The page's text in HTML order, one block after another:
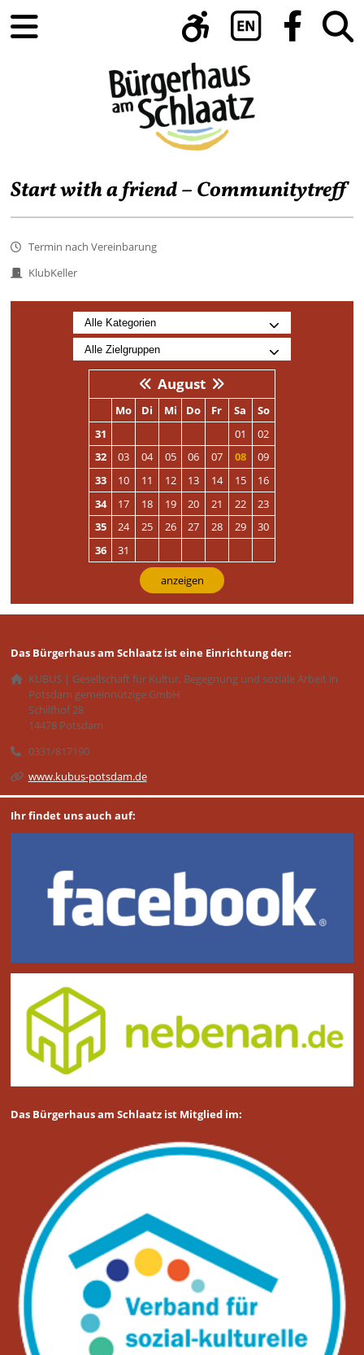
Start with a friend – Communitytreff
Termin nach Vereinbarung
KlubKeller
August
Mo Di Mi Do Fr Sa
So
31
01
02
32
03 04 05 06 07 08
09
33
10 11 12 13 14 15
16
34
17 18 19 20 21 22
23
35
24 25 26 27 28 29
30
36
31
anzeigen
Das Bürgerhaus am Schlaatz ist eine Einrichtung der:
KUBUS | Gesellschaft für Kultur, Begegnung und soziale Arbeit in
Potsdam gemeinnützige GmbH
Schilfhof 28
14478 Potsdam
0331/817190
www.kubus-potsdam.de
Ihr findet uns auch auf:
Das Bürgerhaus am Schlaatz ist Mitglied im: